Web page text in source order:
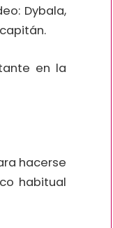
Dybala,
en la
hacerse
habitual